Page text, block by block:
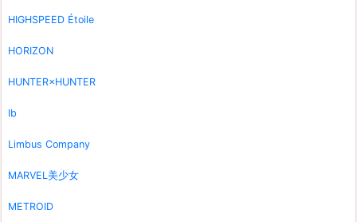
HIGHSPEED Étoile
HORIZON
HUNTER×HUNTER
Ib
Limbus Company
MARVEL美少女
METROID